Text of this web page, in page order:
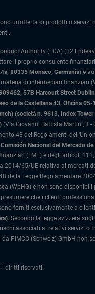
un’offerta di prodotti o servizi
Authority (FCA) (12
il proprio consulente
80335 Monaco, Germania) è
di intermediari finanziari
57B Harcourt Street
de la Castellana 43, Oficina
(società n. 9613, Index
(Via Giovanni Battista Martini, 3 -
43 dei Regolamenti
Nacional del Mercado de
(LMF) e degli articoli
2014/65/UE relativa ai mercati
della Legge Regolamentare
(WpHG) e non sono
che i clienti
forniti esclusivamente a
. Secondo la legge svizzera
associati ai relativi servizi
da PIMCO (Schweiz) GmbH non
i diritti riservati.